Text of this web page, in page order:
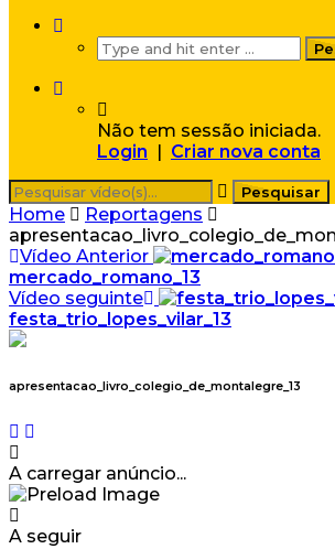
Não tem sessão iniciada.
Login
Criar nova conta
Home
Reportagens
Vídeo Anterior
mercado_romano_13
Vídeo seguinte
festa_trio_lopes_vilar_13
apresentacao_livro_colegio_de_montalegre_13
A carregar anúncio...
A seguir